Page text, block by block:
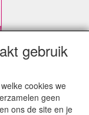
gebruik
cookies we
geen
ons de site en je